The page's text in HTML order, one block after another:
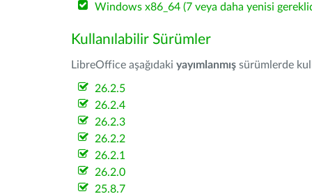
Windows x86_64 (7 veya daha yenisi
Kullanılabilir Sürümler
LibreOffice aşağıdaki yayımlanmış sürümlerde
26.2.5
26.2.4
26.2.3
26.2.2
26.2.1
26.2.0
25.8.7